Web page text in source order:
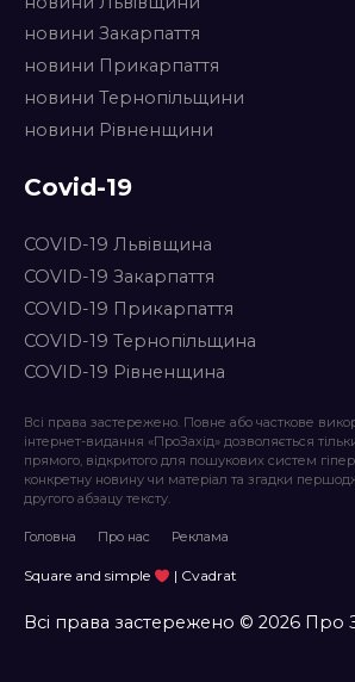
новини Закарпаття
новини Прикарпаття
новини Тернопільщини
новини Рівненщини
Covid-19
COVID-19 Львівщина
COVID-19 Закарпаття
COVID-19 Прикарпаття
COVID-19 Тернопільщина
COVID-19 Рівненщина
Всі права застережено. Повне або часткове
інтернет-видання «ПроЗахід» дозволяється
прямого, відкритого для пошукових систем
конкретну новину чи матеріал та згадки
другого абзацу тексту.
Головна Про нас Реклама
Square and simple | Cvadrat
Всі права застережено © 2026 Про